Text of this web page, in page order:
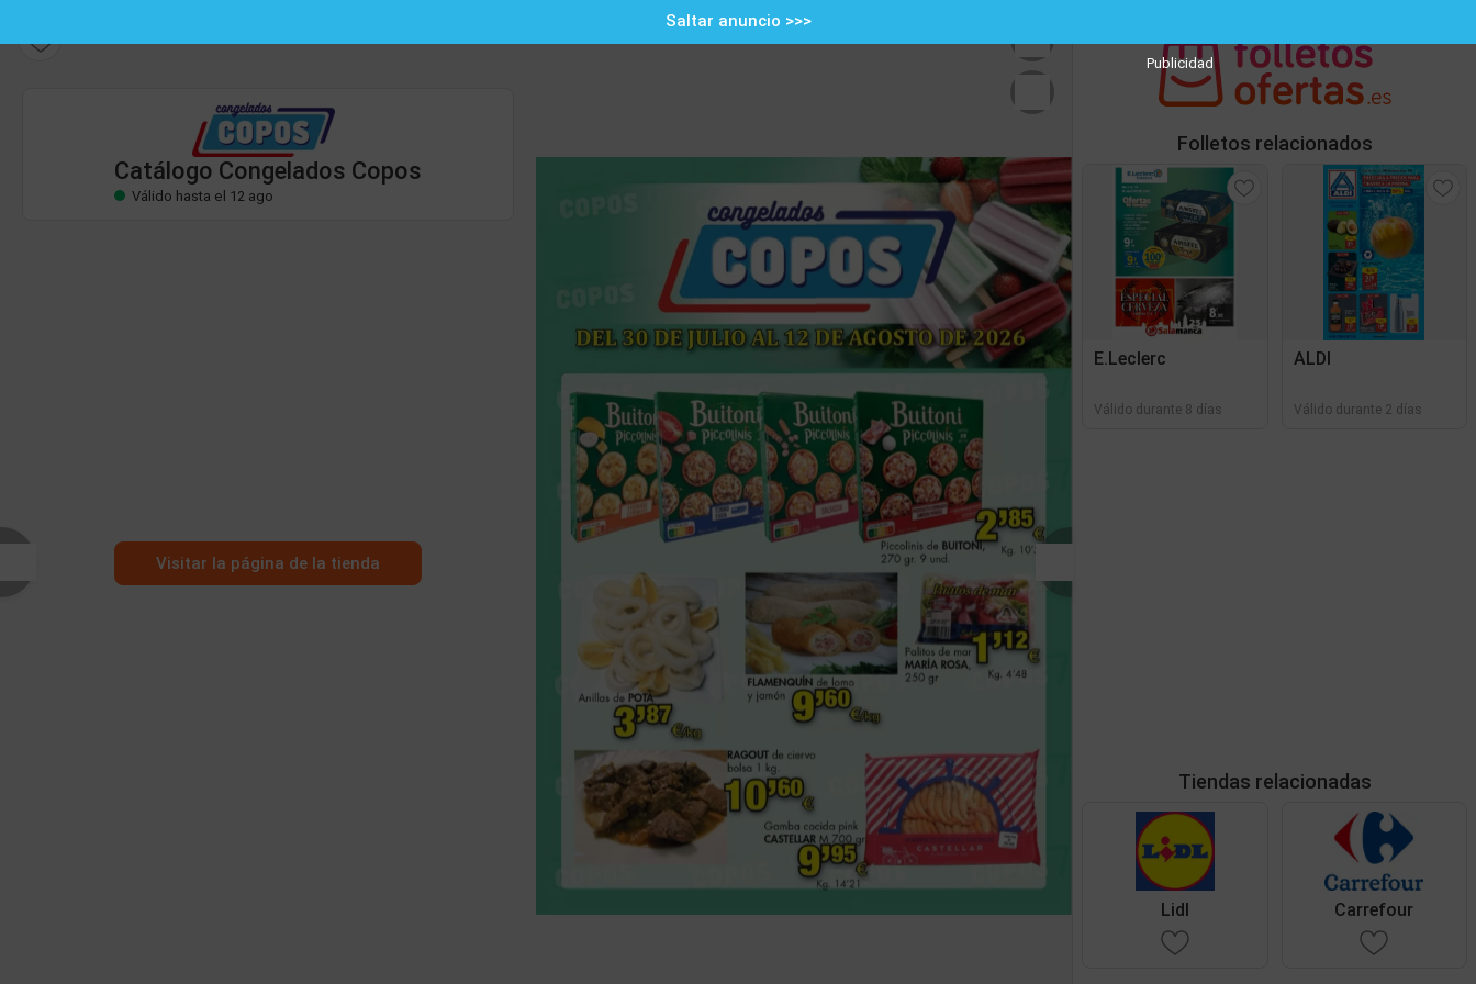
Válido hasta el 12 ago
Publicidad
Saltar anuncio >>>
Catálogo Congelados Copos
Válido hasta el 12 ago
Visitar la página de la tienda
Folletos relacionados
E.Leclerc
Válido durante 8 días
ALDI
Válido durante 2 días
Tiendas relacionadas
Lidl Carrefour